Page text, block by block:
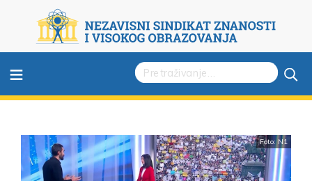
≡
Foto: N1